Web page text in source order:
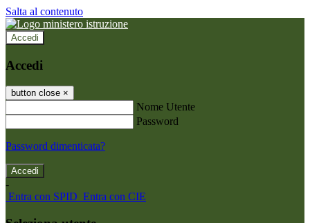
Salta al contenuto
Accedi
Accedi
button close ×
Nome Utente
Password
Password dimenticata?
-
Entra con SPID Entra con CIE